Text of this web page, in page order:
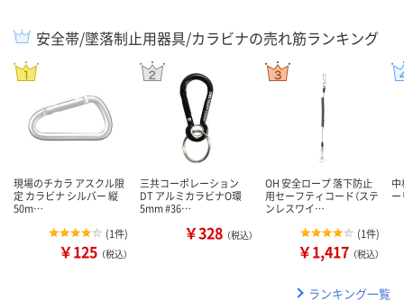
安全帯/墜落制止用器具/カラビナの売れ筋ランキング
現場のチカラ アスクル限
定 カラビナ シルバー 縦
50m…
(1件)
￥125 （税込）
三共コーポレーション
DT アルミカラビナO環
5mm #36…
￥328 （税込）
OH 安全ロープ 落下防止
用セーフティコード（ステ
ンレスワイ…
(1件)
￥1,417 （税込）
ランキング一覧